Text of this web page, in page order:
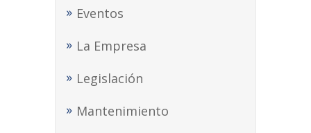
Eventos
La Empresa
Legislación
Mantenimiento